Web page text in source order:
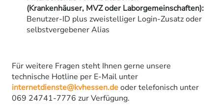
(Krankenhäuser, MVZ oder Laborgemeinschaften):
Benutzer-ID plus zweistelliger Login-Zusatz oder
selbstvergebener Alias
Für weitere Fragen steht Ihnen gerne unsere
technische Hotline per E-Mail unter
internetdienste@kvhessen.deoder telefonisch unter
069 24741-7776 zur Verfügung.